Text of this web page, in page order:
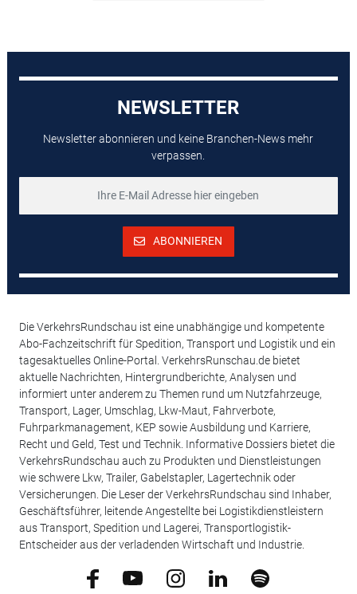
NEWSLETTER
Newsletter abonnieren und keine Branchen-News mehr
verpassen.
ABONNIEREN
Die VerkehrsRundschau ist eine unabhängige und kompetente
Abo-Fachzeitschrift für Spedition, Transport und Logistik und ein
tagesaktuelles Online-Portal. VerkehrsRunschau.de bietet
aktuelle Nachrichten, Hintergrundberichte, Analysen und
informiert unter anderem zu Themen rund um Nutzfahrzeuge,
Transport, Lager, Umschlag, Lkw-Maut, Fahrverbote,
Fuhrparkmanagement, KEP sowie Ausbildung und Karriere,
Recht und Geld, Test und Technik. Informative Dossiers bietet die
VerkehrsRundschau auch zu Produkten und Dienstleistungen
wie schwere Lkw, Trailer, Gabelstapler, Lagertechnik oder
Versicherungen. Die Leser der VerkehrsRundschau sind Inhaber,
Geschäftsführer, leitende Angestellte bei Logistikdienstleistern
aus Transport, Spedition und Lagerei, Transportlogistik-
Entscheider aus der verladenden Wirtschaft und Industrie.